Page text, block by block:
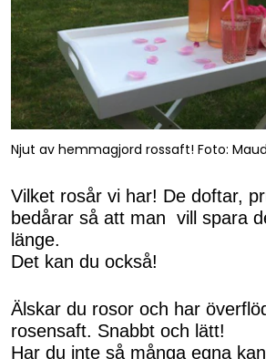
Njut av hemmagjord rossaft! Foto:
Vilket rosår vi har! De doftar,
bedårar så att man vill spara
länge.
Det kan du också!
Älskar du rosor och har
rosensaft. Snabbt och lätt!
Har du inte så många egna